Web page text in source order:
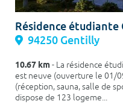
Résidence étudiante
94250 Gentilly
10.67 km- La résidence
est neuve (ouverture le 01/
(réception, sauna, salle de
dispose de 123 logeme...